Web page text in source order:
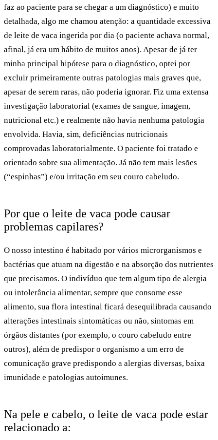
faz ao paciente para se chegar a um diagnóstico) e muito
detalhada, algo me chamou atenção: a quantidade excessiva
de leite de vaca ingerida por dia (o paciente achava normal,
afinal, já era um hábito de muitos anos). Apesar de já ter
minha principal hipótese para o diagnóstico, optei por
excluir primeiramente outras patologias mais graves que,
apesar de serem raras, não poderia ignorar. Fiz uma extensa
investigação laboratorial (exames de sangue, imagem,
nutricional etc.) e realmente não havia nenhuma patologia
envolvida. Havia, sim, deficiências nutricionais
comprovadas laboratorialmente. O paciente foi tratado e
orientado sobre sua alimentação. Já não tem mais lesões
(“espinhas”) e/ou irritação em seu couro cabeludo.
Por que o leite de vaca pode causar
problemas capilares?
O nosso intestino é habitado por vários microrganismos e
bactérias que atuam na digestão e na absorção dos nutrientes
que precisamos. O indivíduo que tem algum tipo de alergia
ou intolerância alimentar, sempre que consome esse
alimento, sua flora intestinal ficará desequilibrada causando
alterações intestinais sintomáticas ou não, sintomas em
órgãos distantes (por exemplo, o couro cabeludo entre
outros), além de predispor o organismo a um erro de
comunicação grave predispondo a alergias diversas, baixa
imunidade e patologias autoimunes.
Na pele e cabelo, o leite de vaca pode estar
relacionado a: